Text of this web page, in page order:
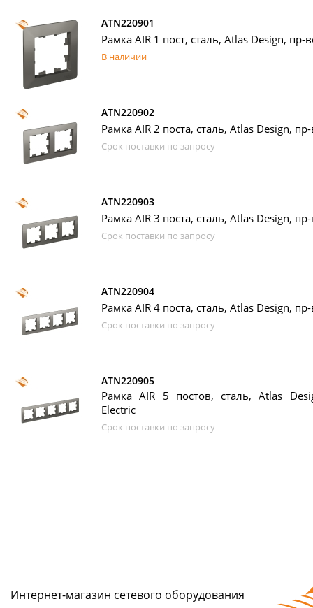
ATN220901
Рамка AIR 1 пост, сталь, Atlas Design, пр-
В наличии
ATN220902
Рамка AIR 2 поста, сталь, Atlas Design,
Срок поставки по запросу
ATN220903
Рамка AIR 3 поста, сталь, Atlas Design,
Срок поставки по запросу
ATN220904
Рамка AIR 4 поста, сталь, Atlas Design,
Срок поставки по запросу
ATN220905
Рамка AIR 5 постов, сталь, Atlas
Electric
Срок поставки по запросу
Интернет-магазин сетeвого оборудования